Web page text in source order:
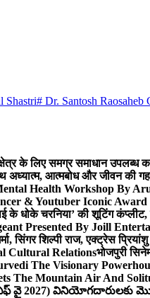
Shastri# Dr. Santosh Raosaheb
के लिए समग्र समाधान उपलब्ध
अध्यात्म, आत्मबोध और जीवन की
Health Workshop By
& Youtuber Iconic Award
के धोके चरनिया’ की शूटिंग
Presented By Joill
सिंगर शिल्पी राज, एक्ट्रेस
Cultural Relationsभोजपुरी
The Visionary
The Mountain Air And
వై 2027) వినియోగదారులకు